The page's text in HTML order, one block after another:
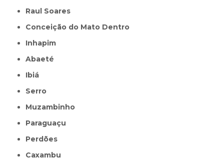
Raul Soares
Conceição do Mato Dentro
Inhapim
Abaeté
Ibiá
Serro
Muzambinho
Paraguaçu
Perdões
Caxambu